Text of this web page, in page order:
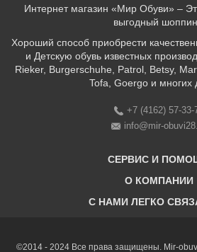
Интернет магазин «Мир Обуви» –
выгодный
Хороший способ приобрести
и Детскую обувь известных
Rieker, Burgerschuhe, Patrol, Betsy,
Tofa, Goergo и многих
+7 (4162) 57-33-
info@mir-
СЕРВИС И
Бонусная
О КОМПАНИИ
C НАМИ ЛЕГКО
©2014 - 2024 Все права защищены. Mir-